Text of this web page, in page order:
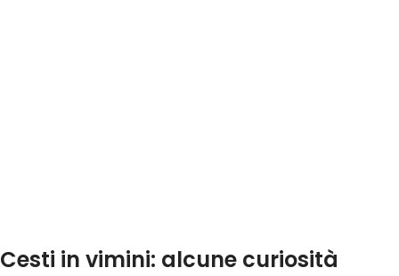
Cesti in vimini: alcune curiosità